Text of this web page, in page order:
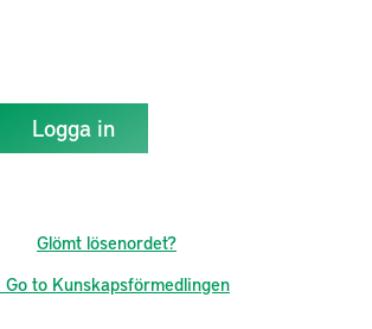
Glömt lösenordet?
to Kunskapsförmedlingen